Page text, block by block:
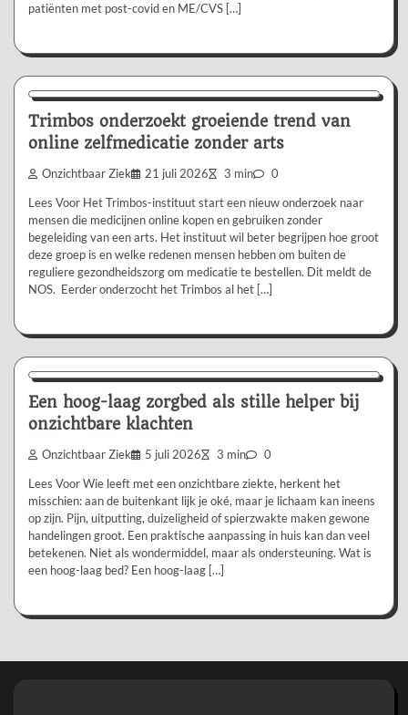
patiënten met post-covid en ME/CVS […]
Nieuws/Informatie
Trimbos onderzoekt groeiende trend van
online zelfmedicatie zonder arts
Onzichtbaar Ziek 21 juli 2026 3 min 0
Lees Voor Het Trimbos-instituut start een nieuw onderzoek naar
mensen die medicijnen online kopen en gebruiken zonder
begeleiding van een arts. Het instituut wil beter begrijpen hoe groot
deze groep is en welke redenen mensen hebben om buiten de
reguliere gezondheidszorg om medicatie te bestellen. Dit meldt de
NOS. Eerder onderzocht het Trimbos al het […]
Aanbevolen
Een hoog-laag zorgbed als stille helper bij
onzichtbare klachten
Onzichtbaar Ziek 5 juli 2026 3 min 0
Lees Voor Wie leeft met een onzichtbare ziekte, herkent het
misschien: aan de buitenkant lijk je oké, maar je lichaam kan ineens
op zijn. Pijn, uitputting, duizeligheid of spierzwakte maken gewone
handelingen groot. Een praktische aanpassing in huis kan dan veel
betekenen. Niet als wondermiddel, maar als ondersteuning. Wat is
een hoog-laag bed? Een hoog-laag […]